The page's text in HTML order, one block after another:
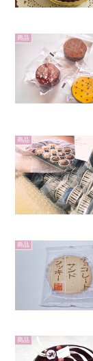
商品
商品
商品
商品